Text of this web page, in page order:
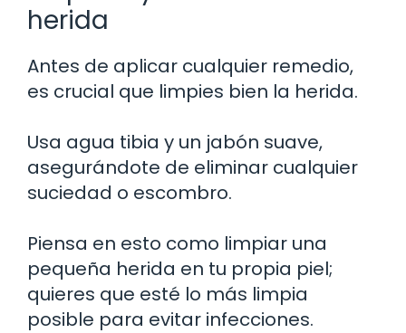
herida
Antes de aplicar cualquier remedio,
es crucial que limpies bien la herida.
Usa agua tibia y un jabón suave,
asegurándote de eliminar cualquier
suciedad o escombro.
Piensa en esto como limpiar una
pequeña herida en tu propia piel;
quieres que esté lo más limpia
posible para evitar infecciones.